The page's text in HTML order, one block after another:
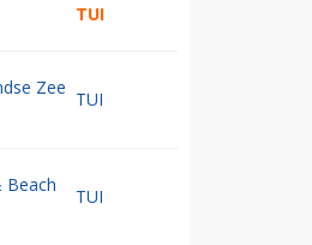
TUI
Zee
TUI
Beach
TUI